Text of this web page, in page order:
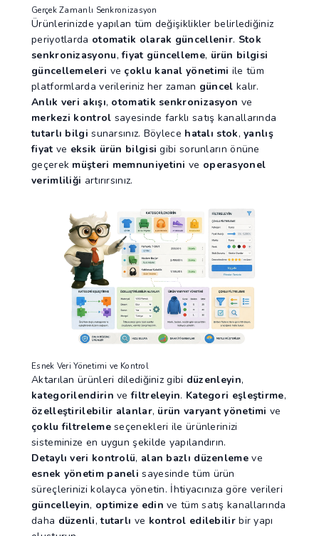
Gerçek Zamanlı Senkronizasyon
Ürünlerinizde yapılan tüm değişiklikler belirlediğiniz
periyotlarda otomatik olarak güncellenir. Stok
senkronizasyonu,fiyat güncelleme, ürün bilgisi
güncellemeleri ve çoklu kanal yönetimi ile tüm
platformlarda verileriniz her zaman güncel kalır.
Anlık veri akışı, otomatik senkronizasyon ve
merkezi kontrol sayesinde farklı satış kanallarında
tutarlı bilgi sunarsınız. Böylece hatalı stok,yanlış
fiyat ve eksik ürün bilgisi gibi sorunların önüne
geçerek müşteri memnuniyetini ve operasyonel
verimliliği artırırsınız.
Esnek Veri Yönetimi ve Kontrol
Aktarılan ürünleri dilediğiniz gibi düzenleyin,
kategorilendirin vefiltreleyin. Kategori eşleştirme,
özelleştirilebilir alanlar, ürün varyant yönetimi ve
çoklu filtrelemeseçenekleri ile ürünlerinizi
sisteminize en uygun şekilde yapılandırın.
Detaylı veri kontrolü, alan bazlı düzenlemeve
esnek yönetim paneli sayesinde tüm ürün
süreçlerinizi kolayca yönetin. İhtiyacınıza göre verileri
güncelleyin, optimize edin ve tüm satış kanallarında
daha düzenli,tutarlı ve kontrol edilebilirbir yapı